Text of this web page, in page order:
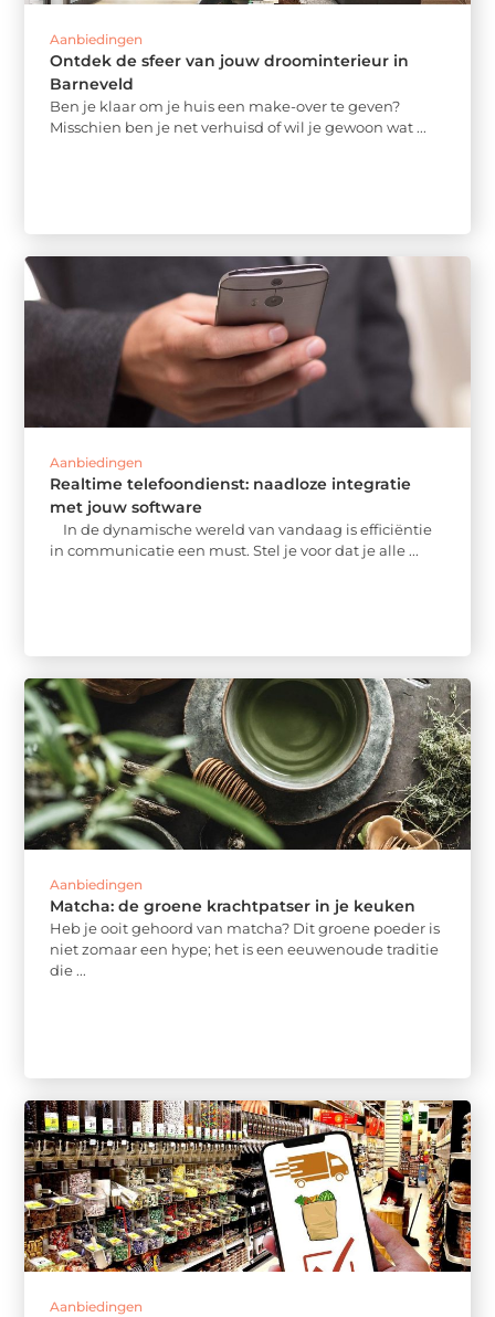
Aanbiedingen
Ontdek de sfeer van jouw droominterieur in
Barneveld
Ben je klaar om je huis een make-over te geven?
Misschien ben je net verhuisd of wil je gewoon wat ...
Aanbiedingen
Realtime telefoondienst: naadloze integratie
met jouw software
In de dynamische wereld van vandaag is efficiëntie
in communicatie een must. Stel je voor dat je alle ...
Aanbiedingen
Matcha: de groene krachtpatser in je keuken
Heb je ooit gehoord van matcha? Dit groene poeder is
niet zomaar een hype; het is een eeuwenoude traditie
die ...
Aanbiedingen